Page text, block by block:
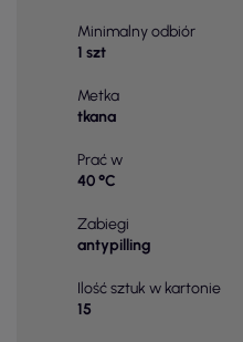
Minimalny odbiór
1 szt
Metka
tkana
Prać w
40 °C
Zabiegi
antypilling
Ilość sztuk w kartonie
15